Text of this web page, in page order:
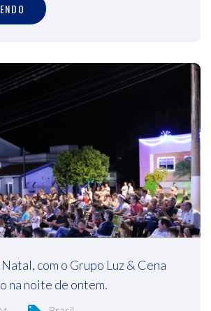
com o Grupo Luz & Cena
na noite de ontem.